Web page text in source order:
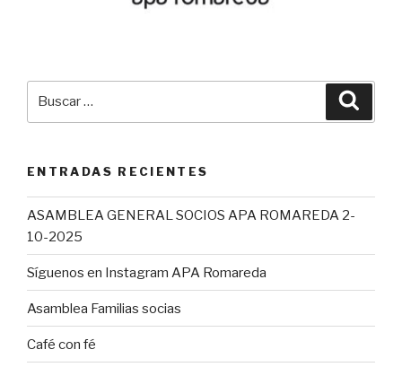
ENTRADAS RECIENTES
ASAMBLEA GENERAL SOCIOS APA ROMAREDA 2-
10-2025
Síguenos en Instagram APA Romareda
Asamblea Familias socias
Café con fé